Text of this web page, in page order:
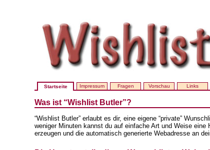
Startseite Impressum Fragen Vorschau Links
Was ist “Wishlist Butler”?
“Wishlist Butler” erlaubt es dir, eine eigene “private”
weniger Minuten kannst du auf einfache Art und Weise
erzeugen und die automatisch generierte Webadresse an